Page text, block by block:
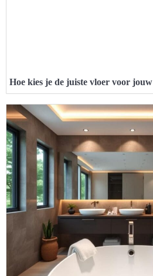
Hoe kies je de juiste vloer voor